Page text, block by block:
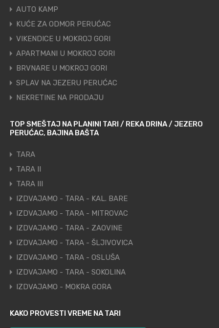
AUTO KAMP
KUĆE ZA ODMOR PERUĆAC
VIKENDICE U MOKROJ GORI
APARTMANI U MOKROJ GORI
BRVNARE U MOKROJ GORI
SPLAV NA JEZERU PERUĆAC
NEKRETINE NA PRODAJU
TOP SMEŠTAJ NA PLANINI TARI / REKA DRINA / JEZERO
PERUĆAC, BAJINA BAŠTA
TARA
TARA II
TARA III
IZDVAJAMO - TARA - KAL. BARE
IZDVAJAMO - TARA - MITROVAC
IZDVAJAMO - TARA - ZAOVINE
IZDVAJAMO - TARA - ŠLJIVOVICA
IZDVAJAMO - TARA - OSLUŠA
IZDVAJAMO - TARA - SOKOLINA
IZDVAJAMO - MOKRA GORA
KAKO PROVESTI VREME NA TARI